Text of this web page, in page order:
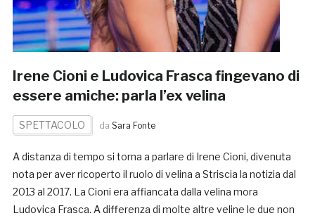
Irene Cioni e Ludovica Frasca fingevano di
essere amiche: parla l’ex velina
SPETTACOLO da Sara Fonte
A distanza di tempo si torna a parlare di Irene Cioni, divenuta
nota per aver ricoperto il ruolo di velina a Striscia la notizia dal
2013 al 2017. La Cioni era affiancata dalla velina mora
Ludovica Frasca. A differenza di molte altre veline le due non